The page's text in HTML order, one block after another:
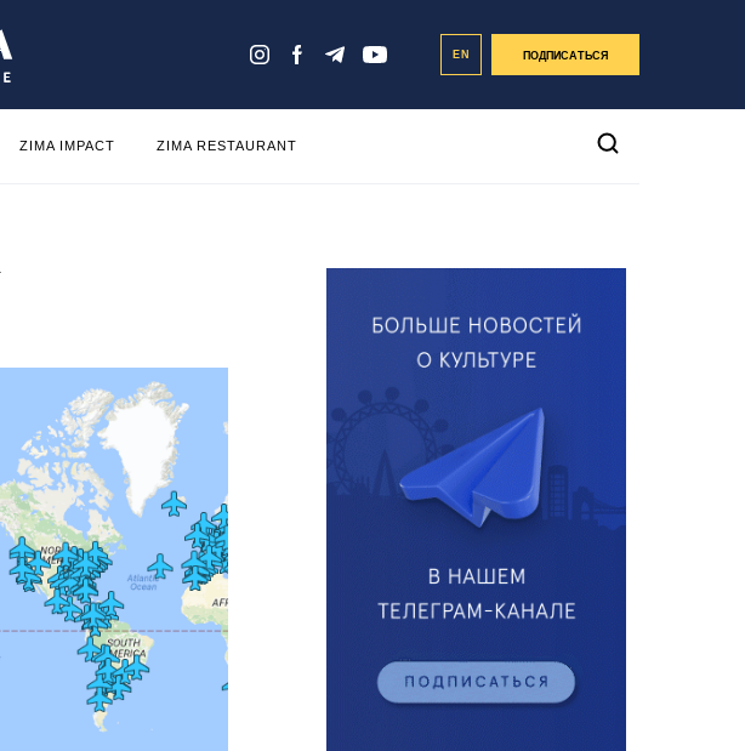
EN ПОДПИСАТЬСЯ
ZIMA IMPACT ZIMA RESTAURANT